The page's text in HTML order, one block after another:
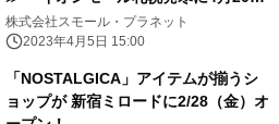
日、OPEN決定！！ 札幌PASEOの閉
館に伴い休業していたクレヨンしんち
寒イオンに引っ越しリニューアルオー
プンが決定！！ フォトスポットの設置
株式会社スモール・プラネット
2023年4月5日 15:00
「NOSTALGICA」アイテムが揃うシ
ョップが 新宿ミロードに2/28（金）オ